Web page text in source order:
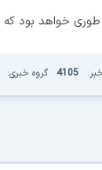
طوری خواهد بود که
4105 گروه خبری: